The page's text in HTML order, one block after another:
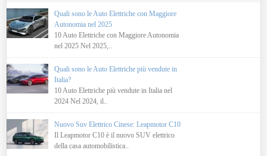
Quali sono le Auto Elettriche con Maggiore
Autonomia nel 2025
10 Auto Elettriche con Maggiore Autonomia
nel 2025 Nel 2025,..
Quali sono le Auto Elettriche più vendute in
Italia?
10 Auto Elettriche più vendute in Italia nel
2024 Nel 2024, il..
Nuovo Suv Elettrico Cinese: Leapmotor C10
Il Leapmotor C10 è il nuovo SUV elettrico
della casa automobilistica..